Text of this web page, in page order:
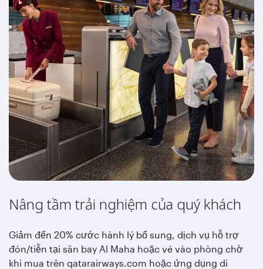
Nâng tầm trải nghiệm của quý khách
Giảm đến 20% cước hành lý bổ sung, dịch vụ hỗ trợ
đón/tiễn tại sân bay Al Maha hoặc vé vào phòng chờ
khi mua trên qatarairways.com hoặc ứng dụng di